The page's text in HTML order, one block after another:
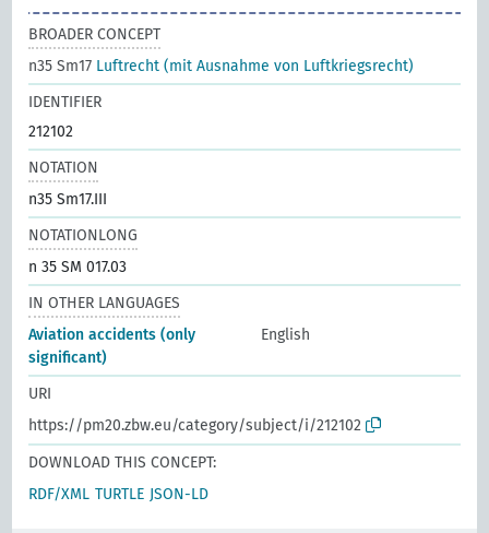
BROADER CONCEPT
n35 Sm17 Luftrecht (mit Ausnahme von Luftkriegsrecht)
IDENTIFIER
212102
NOTATION
n35 Sm17.III
NOTATIONLONG
n 35 SM 017.03
IN OTHER LANGUAGES
Aviation accidents (only
significant)
English
URI
https://pm20.zbw.eu/category/subject/i/212102
DOWNLOAD THIS CONCEPT:
RDF/XML TURTLE JSON-LD